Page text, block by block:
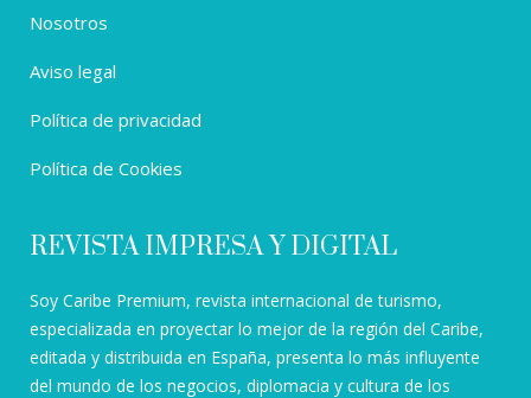
Nosotros
Aviso legal
Política de privacidad
Política de Cookies
REVISTA IMPRESA Y DIGITAL
Soy Caribe Premium, revista internacional de turismo,
especializada en proyectar lo mejor de la región del Caribe,
editada y distribuida en España, presenta lo más influyente
del mundo de los negocios, diplomacia y cultura de los